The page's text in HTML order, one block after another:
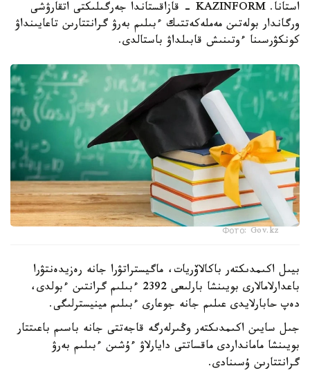
استانا. KAZINFORM - قازاقستاندا جەرگىلىكتى اتقارۋشى
ورگاندار بولەتىن مەملەكەتتىك ءبىلىم بەرۋ گرانتتارىن تاعايىنداۋ
كونكۋرسىنا ءوتىنىش قابىلداۋ باستالدى.
Фото: Gov.kz
بيىل اكىمدىكتەر باكالاۆريات، ماگيستراتۋرا جانە رەزيدەنتۋرا
باعدارلامالارى بويىنشا بارلىعى 2392 ءبىلىم گرانتىن ءبولدى،
دەپ حابارلايدى عىلىم جانە جوعارى ءبىلىم مينيسترلىگى.
جىل سايىن اكىمدىكتەر وڭىرلەرگە قاجەتتى جانە باسىم باعىتتار
بويىنشا مامانداردى ماقساتتى دايارلاۋ ءۇشىن ءبىلىم بەرۋ
گرانتتارىن ۇسىنادى.